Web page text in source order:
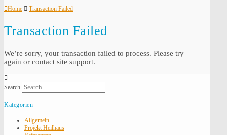
Home
Transaction Failed
Transaction Failed
We’re sorry, your transaction failed to process. Please try
again or contact site support.
Search
Kategorien
Allgemein
Projekt Heilhaus